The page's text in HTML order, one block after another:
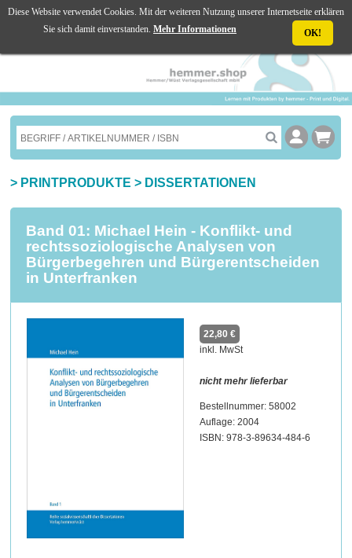
☰ MENU
> PRINTPRODUKTE > DISSERTATIONEN
Band 01: Michael Hein - Konflikt- und
rechtssoziologische Analysen von
Bürgerbegehren und Bürgerentscheiden
in Unterfranken
22,80 €
inkl. MwSt
nicht mehr lieferbar
Bestellnummer: 58002
Auflage: 2004
ISBN: 978-3-89634-484-6
Diese Website verwendet Cookies. Mit der weiteren Nutzung unserer Internetseite erklären
Sie sich damit einverstanden. Mehr Informationen OK!